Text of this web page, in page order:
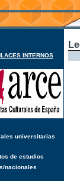
INTERNOS
universitarias
de estudios
nacionales